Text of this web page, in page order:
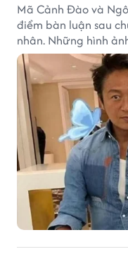
Mã Cảnh Đào và
điểm bàn luận sau
nhân. Những hình
Mã Cảnh Đào đang
xã hội.